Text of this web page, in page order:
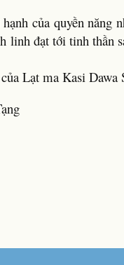
của quyền năng
linh đạt tới tinh thần
Lạt ma Kasi Dawa